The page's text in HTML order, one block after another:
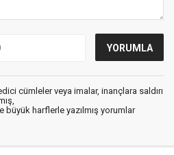
cümleler veya imalar, inançlara saldırı
büyük harflerle yazılmış yorumlar